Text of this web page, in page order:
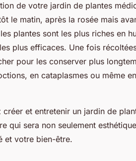
de votre jardin de plantes
le matin, après la rosée mais
plantes sont les plus riches en
plus efficaces. Une fois
pour les conserver plus
en cataplasmes ou même
et entretenir un jardin de
qui sera non seulement
et votre bien-être.